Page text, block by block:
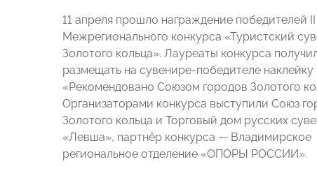
11 апреля прошло награждение победителей II
Межрегионального конкурса «Туристский
Золотого кольца». Лауреаты конкурса
размещать на сувенире-победителе наклейку
«Рекомендовано Союзом городов Золотого
Организаторами конкурса выступили Союз
Золотого кольца и Торговый дом русских
«Левша», партнёр конкурса — Владимирское
региональное отделение «ОПОРЫ РОССИИ».